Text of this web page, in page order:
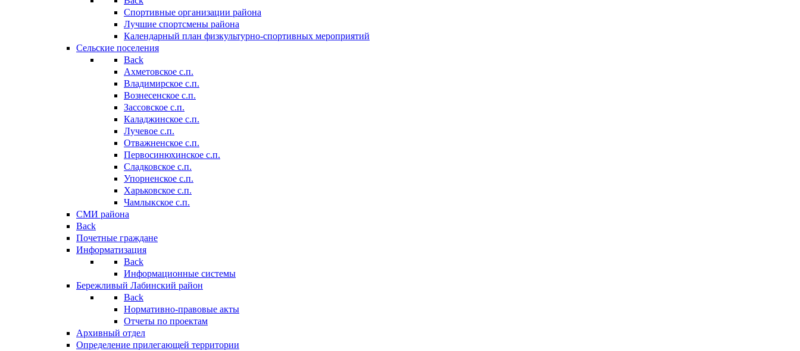
Спортивные организации района
Лучшие спортсмены района
Календарный план физкультурно-спортивных мероприятий
Сельские поселения
Back
Ахметовское с.п.
Владимирское с.п.
Вознесенское с.п.
Зассовское с.п.
Каладжинское с.п.
Лучевое с.п.
Отважненское с.п.
Первосинюхинское с.п.
Сладковское с.п.
Упорненское с.п.
Харьковское с.п.
Чамлыкское с.п.
СМИ района
Back
Почетные граждане
Информатизация
Back
Информационные системы
Бережливый Лабинский район
Back
Нормативно-правовые акты
Отчеты по проектам
Архивный отдел
Определение прилегающей территории